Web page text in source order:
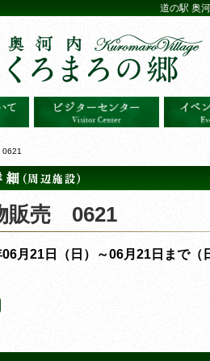
道の駅 奥
販売 0621
月21日（日）～06月21日まで（